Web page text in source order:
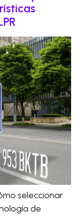
seleccionar
de